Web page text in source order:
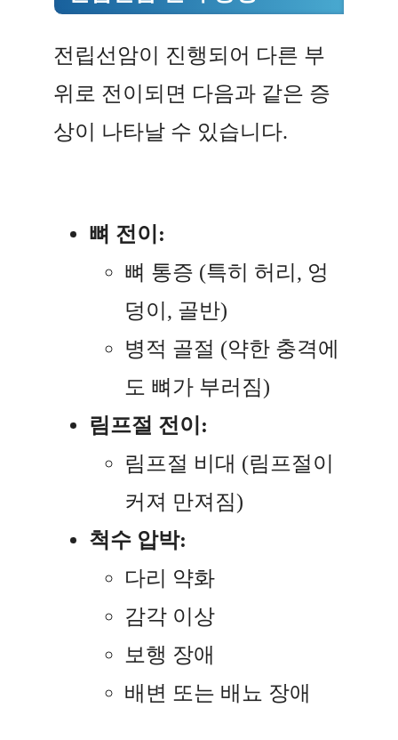
전립선암이 진행되어 다른 부
위로 전이되면 다음과 같은 증
상이 나타날 수 있습니다.
뼈 전이:
뼈 통증 (특히 허리, 엉
덩이, 골반)
병적 골절 (약한 충격에
도 뼈가 부러짐)
림프절 전이:
림프절 비대 (림프절이
커져 만져짐)
척수 압박:
다리 약화
감각 이상
보행 장애
배변 또는 배뇨 장애